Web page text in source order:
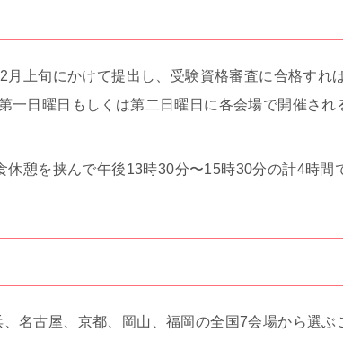
月上旬にかけて提出し、受験資格審査に合格すれ
一日曜日もしくは第二日曜日に各会場で開催され
憩を挟んで午後13時30分〜15時30分の計4時間
名古屋、京都、岡山、福岡の全国7会場から選ぶ